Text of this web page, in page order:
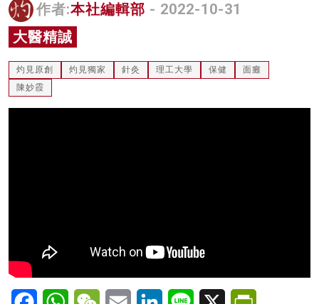
關於我們
作者:本社編輯部 - 2022-10-31
大醫精誠
灼見原創 灼見獨家 針灸 理工大學 保健
面癱
陳妙霞
FacebookWhatsAppWeChatEmail LinkedInLine X